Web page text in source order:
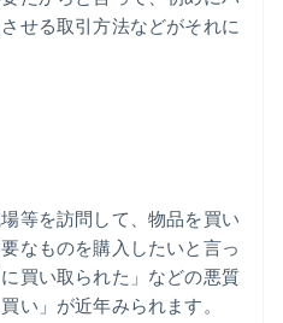
せる取引方法などがそれに
等を訪問して、物品を買い
なものを購入したいと言っ
買い取られた」などの悪質
い」が近年みられます。